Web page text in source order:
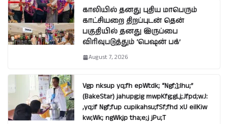
காலியில் தனது புதிய மாபெரும்
காட்சியறை திறப்புடன் தென்
பகுதியில் தனது இருப்பை
விரிவுபடுத்தும் ‘பெஷன் பக்’
August 7, 2026
Vgp nksup yq;fh epWtdk; “Ngf;];lhu;”
(BakeStar) jahupg;ig mwpKfg;gLj;Jfpd;wJ:
,yq;if Ngf;fup cupikahsu;fSf;fhd xU eilKiw
kw;Wk; ngWkjp tha;e;j jPu;T